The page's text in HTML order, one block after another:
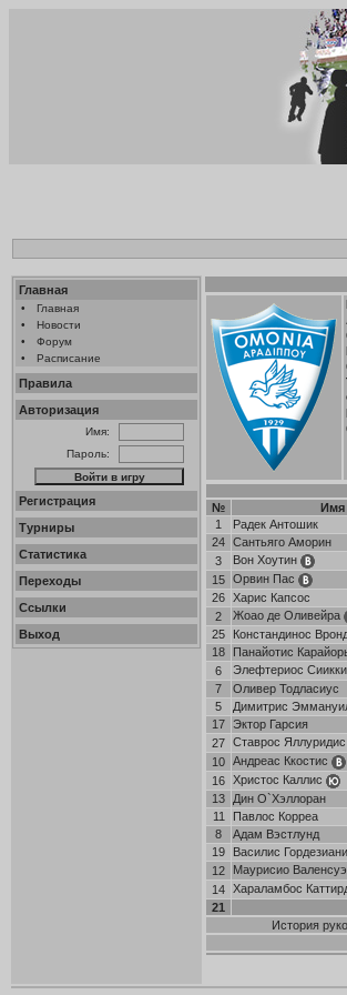
Главная
•
Главная
•
Новости
•
Форум
•
Расписание
Правила
Авторизация
Имя:
Пароль:
Регистрация
Турниры
Статистика
Переходы
Ссылки
Выход
№
Имя
1
Радек Антошик
24 Сантьяго Аморин
3
Вон Хоутин
15 Орвин Пас
26 Харис Капсос
2
Жоао де Оливейра
25
Констандинос
18
Панайотис
6
Элефтериос
7
Оливер Тодласиус
5
Димитрис
17
Эктор Гарсия
27 Ставрос Яллуридис
10 Андреас Ккостис
16 Христос Каллис
13
Дин О`Хэллоран
11
Павлос Корреа
8
Адам Вэстлунд
19
Василис Гордезиани
12
Маурисио
14 Хараламбос
21
История